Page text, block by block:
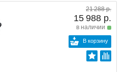
21 288 р.
15 988 р.
в наличии
В корзину